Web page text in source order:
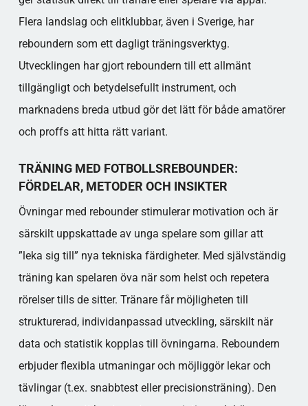
Flera landslag och elitklubbar, även i Sverige, har
reboundern som ett dagligt träningsverktyg.
Utvecklingen har gjort reboundern till ett allmänt
tillgängligt och betydelsefullt instrument, och
marknadens breda utbud gör det lätt för både amatörer
och proffs att hitta rätt variant.
TRÄNING MED FOTBOLLSREBOUNDER:
FÖRDELAR, METODER OCH INSIKTER
Övningar med rebounder stimulerar motivation och är
särskilt uppskattade av unga spelare som gillar att
”leka sig till” nya tekniska färdigheter. Med självständig
träning kan spelaren öva när som helst och repetera
rörelser tills de sitter. Tränare får möjligheten till
strukturerad, individanpassad utveckling, särskilt när
data och statistik kopplas till övningarna. Reboundern
erbjuder flexibla utmaningar och möjliggör lekar och
tävlingar (t.ex. snabbtest eller precisionsträning). Den